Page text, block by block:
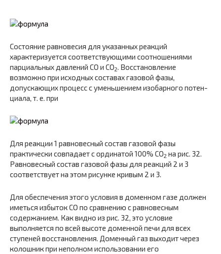
Состояние равновесия для указанных реакций
характеризуется соответствующими соотношениями
парциальных давлений СО и СO2. Восстановление
возможно при исходных составах газовой фазы,
допускающих процесс с уменьшением изобарного потен­
циала, т. е. при
Для реакции 1 равновесный состав газовой фазы
практически совпадает с ординатой 100% СO2 на рис. 32.
Равновесный состав газовой фазы для реакций 2 и 3
соответствует на этом рисунке кривым 2 и 3.
Для обеспечения этого условия в доменном газе должен
иметься избыток СО по сравнению с равновесным
содержанием. Как видно из рис. 32, это условие
выполняется по всей высоте доменной печи для всех
ступеней восстановления. Доменный газ выходит через
колошник при неполном использовании его